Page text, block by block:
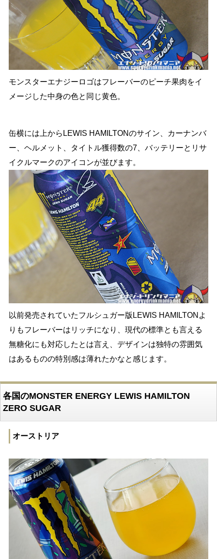
モンスターエナジーロゴはフレーバーのピーチ果肉をイ
メージした中身の色と同じ黄色。
缶横には上からLEWIS HAMILTONのサイン、カーナンバ
ー、ヘルメット、タイトル獲得数の7、バッテリーとリサ
イクルマークのアイコンが並びます。
以前発売されていたフルシュガー版LEWIS HAMILTONよ
りもフレーバーはリッチになり、現代の標準とも言える
無糖化にも対応したとは言え、デザインは独特の雰囲気
はあるものの特別感は薄れたかなと感じます。
各国のMONSTER ENERGY LEWIS HAMILTON
ZERO SUGAR
オーストリア